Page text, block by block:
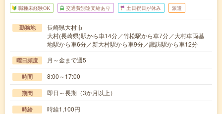
職種未経験OK 交通費別途支給あり 土日祝日が休み 派遣
勤務地
長崎県大村市
大村(長崎県)駅から車14分／竹松駅から車7分／大村車両基
地駅から車6分／新大村駅から車9分／諏訪駅から車12分
曜日頻度 月～金まで週5
時間 8:00～17:00
期間 即日～長期（3か月以上）
時給 時給1,100円